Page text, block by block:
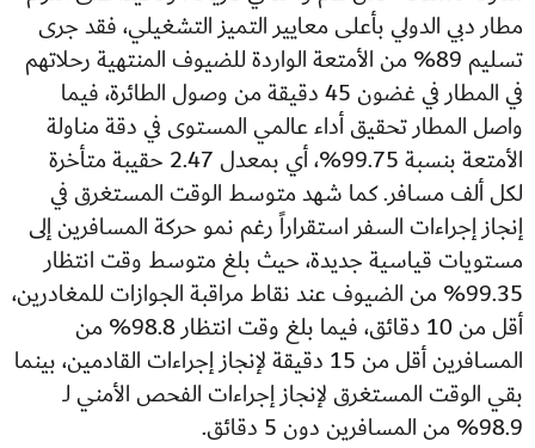
مطار دبي الدولي بأعلى معايير التميز التشغيلي، فقد جرى
تسليم 89% من الأمتعة الواردة للضيوف المنتهية رحلاتهم
في المطار في غضون 45 دقيقة من وصول الطائرة، فيما
واصل المطار تحقيق أداء عالمي المستوى في دقة مناولة
الأمتعة بنسبة 99.75%، أي بمعدل 2.47 حقيبة متأخرة
لكل ألف مسافر. كما شهد متوسط الوقت المستغرق في
إنجاز إجراءات السفر استقراراً رغم نمو حركة المسافرين إلى
مستويات قياسية جديدة، حيث بلغ متوسط وقت انتظار
99.35% من الضيوف عند نقاط مراقبة الجوازات للمغادرين،
أقل من 10 دقائق، فيما بلغ وقت انتظار 98.8% من
المسافرين أقل من 15 دقيقة لإنجاز إجراءات القادمين، بينما
بقي الوقت المستغرق لإنجاز إجراءات الفحص الأمني لـ
98.9% من المسافرين دون 5 دقائق.